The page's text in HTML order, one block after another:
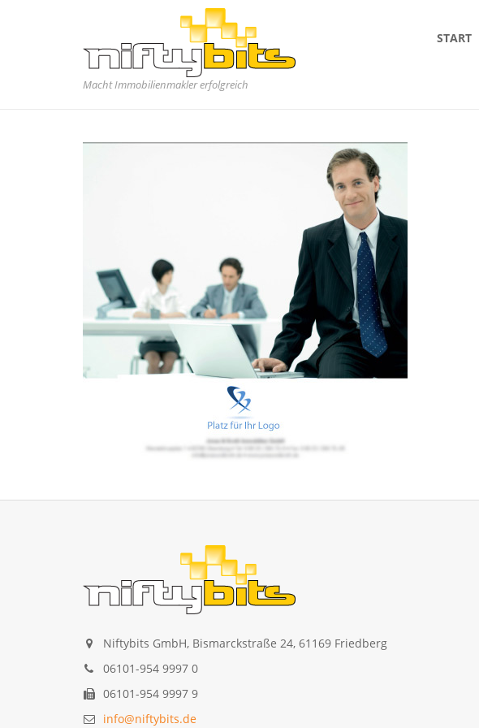
Macht Immobilienmakler erfolgreich
START
Niftybits GmbH, Bismarckstraße 24, 61169 Friedberg
06101-954 9997 0
06101-954 9997 9
info@niftybits.de